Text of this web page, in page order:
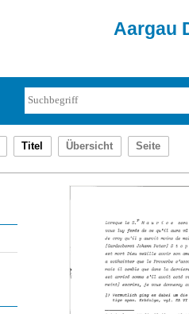
Aargau
Titel Übersicht Seite